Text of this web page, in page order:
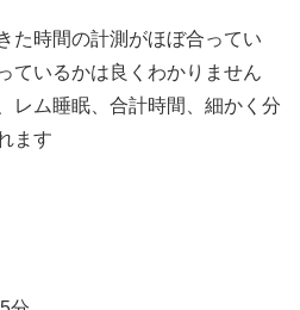
た時間の計測がほぼ合ってい
ているかは良くわかりません
レム睡眠、合計時間、細かく分
ます